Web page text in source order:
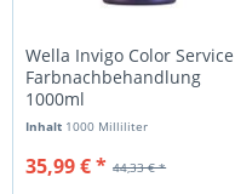
Wella Invigo Color Service
Farbnachbehandlung
1000ml
Inhalt 1000 Milliliter
44,33 € *
35,99 € *